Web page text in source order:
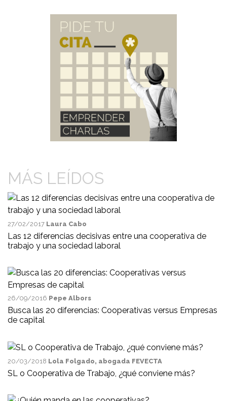
MÁS LEÍDOS
27/02/2017 Laura Cabo
Las 12 diferencias decisivas entre una cooperativa de
trabajo y una sociedad laboral
26/09/2016 Pepe Albors
Busca las 20 diferencias: Cooperativas versus Empresas
de capital
20/03/2018 Lola Folgado, abogada FEVECTA
SL o Cooperativa de Trabajo, ¿qué conviene más?